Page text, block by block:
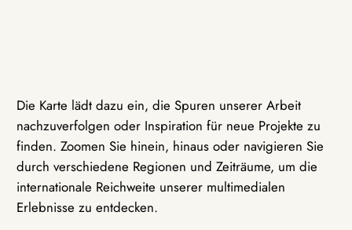
Die Karte lädt dazu ein, die Spuren unserer Arbeit
nachzuverfolgen oder Inspiration für neue Projekte zu
finden. Zoomen Sie hinein, hinaus oder navigieren Sie
durch verschiedene Regionen und Zeiträume, um die
internationale Reichweite unserer multimedialen
Erlebnisse zu entdecken.